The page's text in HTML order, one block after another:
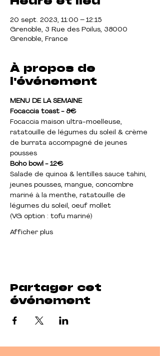
20 sept. 2023, 11:00 – 12:15
Grenoble, 3 Rue des Poilus, 38000
Grenoble, France
À propos de
l'événement
MENU DE LA SEMAINE
Focaccia toast - 8€
Focaccia maison ultra-moelleuse,
ratatouille de légumes du soleil & crème
de burrata accompagné de jeunes
pousses
Boho bowl - 12€
Salade de quinoa & lentilles sauce tahini,
jeunes pousses, mangue, concombre
mariné à la menthe, ratatouille de
légumes du soleil, oeuf mollet
(VG option : tofu mariné)
Afficher plus
Partager cet
événement